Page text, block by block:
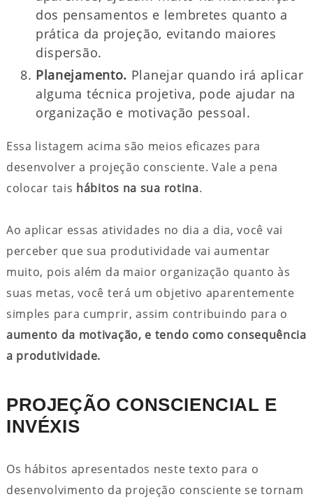
dos pensamentos e lembretes quanto a
prática da projeção, evitando maiores
dispersão.
Planejamento. Planejar quando irá aplicar
alguma técnica projetiva, pode ajudar na
organização e motivação pessoal.
Essa listagem acima são meios eficazes para
desenvolver a projeção consciente. Vale a pena
colocar tais hábitos na sua rotina.
Ao aplicar essas atividades no dia a dia, você vai
perceber que sua produtividade vai aumentar
muito, pois além da maior organização quanto às
suas metas, você terá um objetivo aparentemente
simples para cumprir, assim contribuindo para o
aumento da motivação, e tendo como consequência
a produtividade.
PROJEÇÃO CONSCIENCIAL E
INVÉXIS
Os hábitos apresentados neste texto para o
desenvolvimento da projeção consciente se tornam